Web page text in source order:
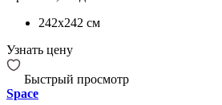
242x242 см
Узнать цену
Быстрый просмотр
Space